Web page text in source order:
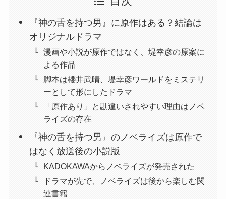
『神の舌を持つ男』に原作はある？結論は
オリジナルドラマ
漫画や小説が原作ではなく、堤幸彦の原案に
よる作品
脚本は櫻井武晴、堤幸彦ワールドをミステリ
ーとして形にしたドラマ
「原作あり」と勘違いされやすい理由はノベ
ライズの存在
『神の舌を持つ男』のノベライズは原作で
はなく放送後の小説版
KADOKAWAからノベライズが発売された
ドラマが先で、ノベライズは後から楽しむ関
連書籍